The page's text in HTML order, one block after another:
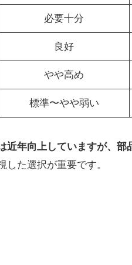
必要十分
良好
やや高め
標準〜やや弱い
近年向上していますが、
した選択が重要です。